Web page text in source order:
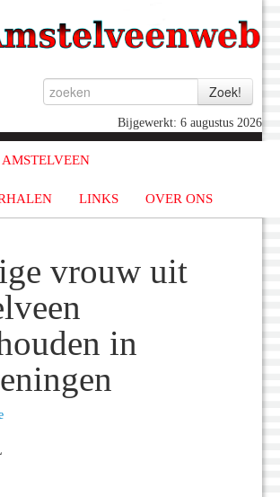
Bijgewerkt: 6 augustus 2026
AMSTELVEEN
LINKS OVER ONS
vrouw uit
in